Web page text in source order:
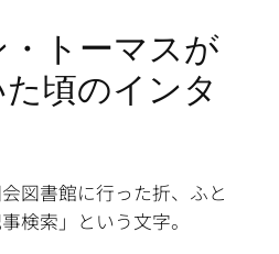
トーマスが
頃のインタ
図書館に行った折、ふと
検索」という文字。